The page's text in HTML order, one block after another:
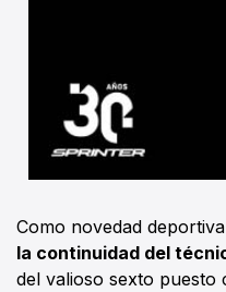
Como novedad
la continuidad del
del valioso sexto puesto